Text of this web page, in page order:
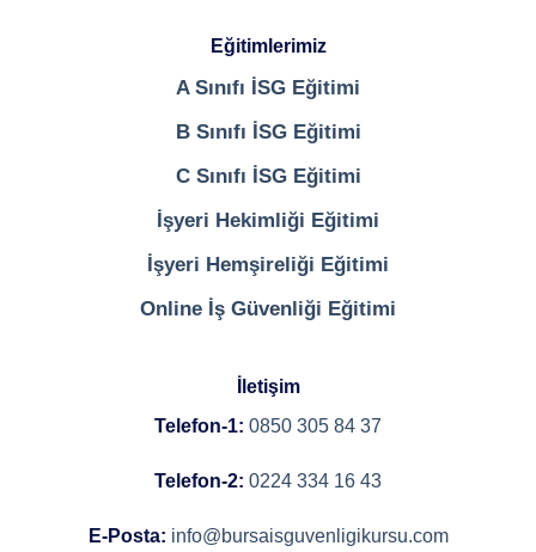
Eğitimlerimiz
A Sınıfı İSG Eğitimi
B Sınıfı İSG Eğitimi
C Sınıfı İSG Eğitimi
İşyeri Hekimliği Eğitimi
İşyeri Hemşireliği Eğitimi
Online İş Güvenliği Eğitimi
İletişim
Telefon-1: 0850 305 84 37
Telefon-2: 0224 334 16 43
E-Posta: info@bursaisguvenligikursu.com